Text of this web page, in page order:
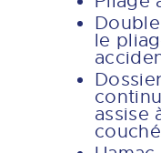
le
assise